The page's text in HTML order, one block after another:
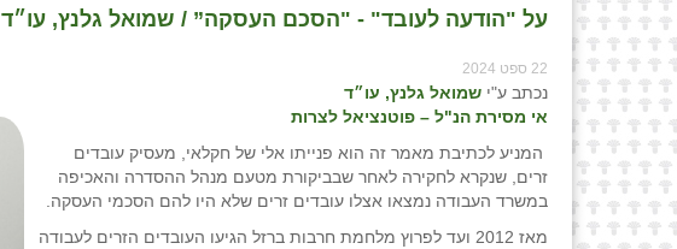
על "הודעה לעובד" - "הסכם העסקה” / שמואל גלנץ, עו״ד
22 ספט 2024
נכתב ע"י שמואל גלנץ, עו״ד
אי מסירת הנ"ל – פוטנציאל לצרות
המניע לכתיבת מאמר זה הוא פנייתו אלי של חקלאי, מעסיק עובדים
זרים, שנקרא לחקירה לאחר שבביקורת מטעם מנהל ההסדרה והאכיפה
במשרד העבודה נמצאו אצלו עובדים זרים שלא היו להם הסכמי העסקה.
מאז 2012 ועד לפרוץ מלחמת חרבות ברזל הגיעו העובדים הזרים לעבודה